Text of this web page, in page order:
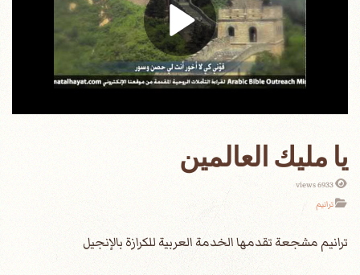
يا مليك العالمين
6933 views
ترانيم